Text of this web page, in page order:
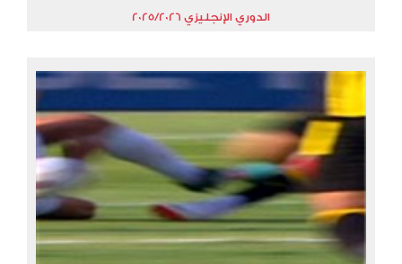
الدوري الإنجليزي 2025/2026